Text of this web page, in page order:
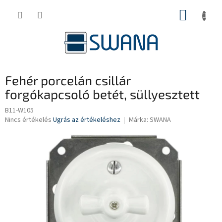
KOSÁR
Fehér porcelán csillár
forgókapcsoló betét, süllyesztett
B11-W105
A
Nincs értékelés Ugrás az értékeléshez Márka: SWANA